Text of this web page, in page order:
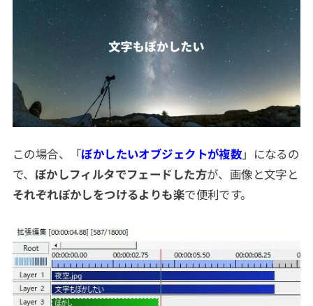
この場合、「ぼかしたいオブジェクトが複数」になるの
で、 ぼかしフィルタでフェードした方が、画像と文字と
それぞれぼかしをつけるよりも楽で便利です。